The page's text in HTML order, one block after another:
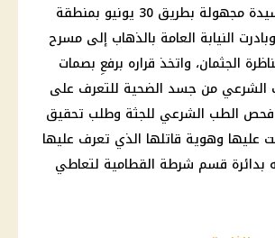
بالعثور على جثة سيدة مجهولة بطريق 30 يونيو بمنطقة
النيابة العامة بالذهاب إلى مسرح
الجثمان، واتخذ قراره برفعِ بصمات
الشرعي من جسد الضحية للتعرف على
فحص الطب الشرعي للجثة وطلب تحقيق
عليها وهوية قاتلها الذي تعرف عليها
بدائرة قسم شرطة القطامية لتعاطي